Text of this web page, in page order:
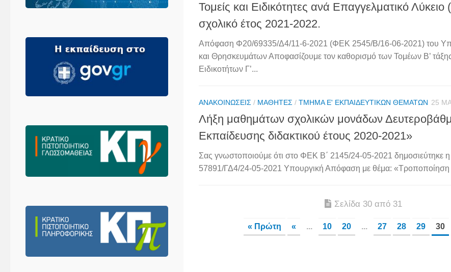
Τομείς και Ειδικότητες ανά Επαγγελματικό
σχολικό έτος 2021-2022.
Απόφαση Φ20/69335/Δ4/11-6-2021 (ΦΕΚ 2545/Β/16-06-2021) του
και Θρησκευμάτων Αποφασίζουμε τον καθορισμό των Τομέων Β’
Ειδικοτήτων Γ’...
ΑΝΑΚΟΙΝΏΣΕΙΣ / ΜΑΘΗΤΈΣ / ΤΜΉΜΑ Ε' ΕΚΠΑΙΔΕΥΤΙΚΏΝ ΘΕΜΆΤΩΝ 25
Λήξη μαθημάτων σχολικών μονάδων
Εκπαίδευσης διδακτικού έτους 2020-2021»
Σας γνωστοποιούμε ότι στο ΦΕΚ Β΄ 2145/24-05-2021 δημοσιεύτηκε
57891/ΓΔ4/24-05-2021 Υπουργική Απόφαση με θέμα: «Τροποποίηση
Σελίδα 30 από 31
« Πρώτη « ... 10 20 ... 27 28 29 30